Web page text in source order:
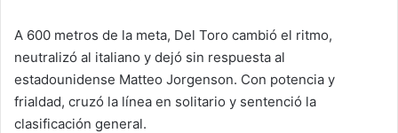
A 600 metros de la meta, Del Toro cambió el ritmo,
neutralizó al italiano y dejó sin respuesta al
estadounidense Matteo Jorgenson. Con potencia y
frialdad, cruzó la línea en solitario y sentenció la
clasificación general.